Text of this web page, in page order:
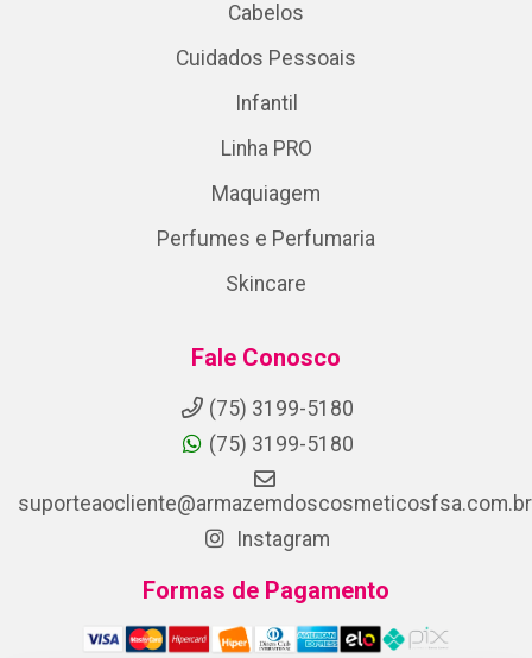
Cabelos
Cuidados Pessoais
Infantil
Linha PRO
Maquiagem
Perfumes e Perfumaria
Skincare
Fale Conosco
(75) 3199-5180
(75) 3199-5180
suporteaocliente@armazemdoscosmeticosfsa.com.br
Instagram
Formas de Pagamento